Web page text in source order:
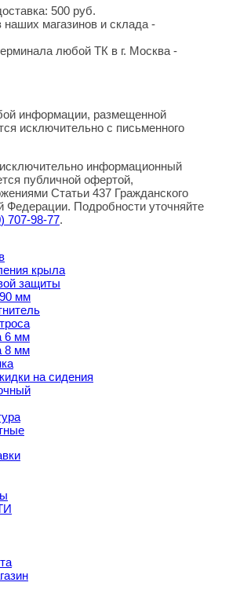
500 руб.
магазинов и склада -
любой ТК в г. Москва -
информации, размещенной
исключительно с письменного
информационный
публичной офертой,
Статьи 437 Гражданского
Федерации. Подробности уточняйте
) 707-98-77.
крыла
защиты
мм
6 мм
8 мм
на сидения